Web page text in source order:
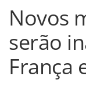
Novos
serão
França